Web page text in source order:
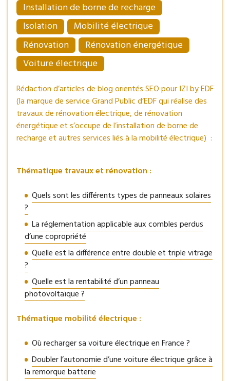
Installation de borne de recharge
Isolation
Mobilité électrique
Rénovation
Rénovation énergétique
Voiture électrique
Rédaction d’articles de blog orientés SEO pour IZI by EDF
(la marque de service Grand Public d’EDF qui réalise des
travaux de rénovation électrique, de rénovation
énergétique et s’occupe de l’installation de borne de
recharge et autres services liés à la mobilité électrique) :
Thématique travaux et rénovation :
Quels sont les différents types de panneaux solaires
?
La réglementation applicable aux combles perdus
d’une copropriété
Quelle est la différence entre double et triple vitrage
?
Quelle est la rentabilité d’un panneau
photovoltaïque ?
Thématique mobilité électrique :
Où recharger sa voiture électrique en France ?
Doubler l’autonomie d’une voiture électrique grâce à
la remorque batterie